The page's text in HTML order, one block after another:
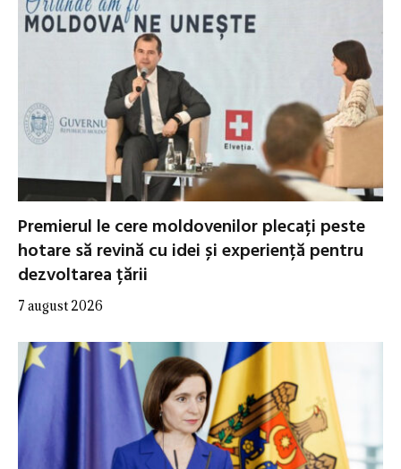
Premierul le cere moldovenilor plecați peste
hotare să revină cu idei și experiență pentru
dezvoltarea țării
7 august 2026